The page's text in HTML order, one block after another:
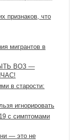
признаков, что
мигрантов в
ВОЗ —
в старости:
игнорировать
с симптомами
— это не